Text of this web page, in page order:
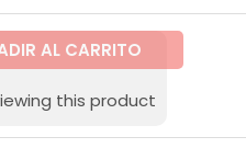
AL CARRITO
this product